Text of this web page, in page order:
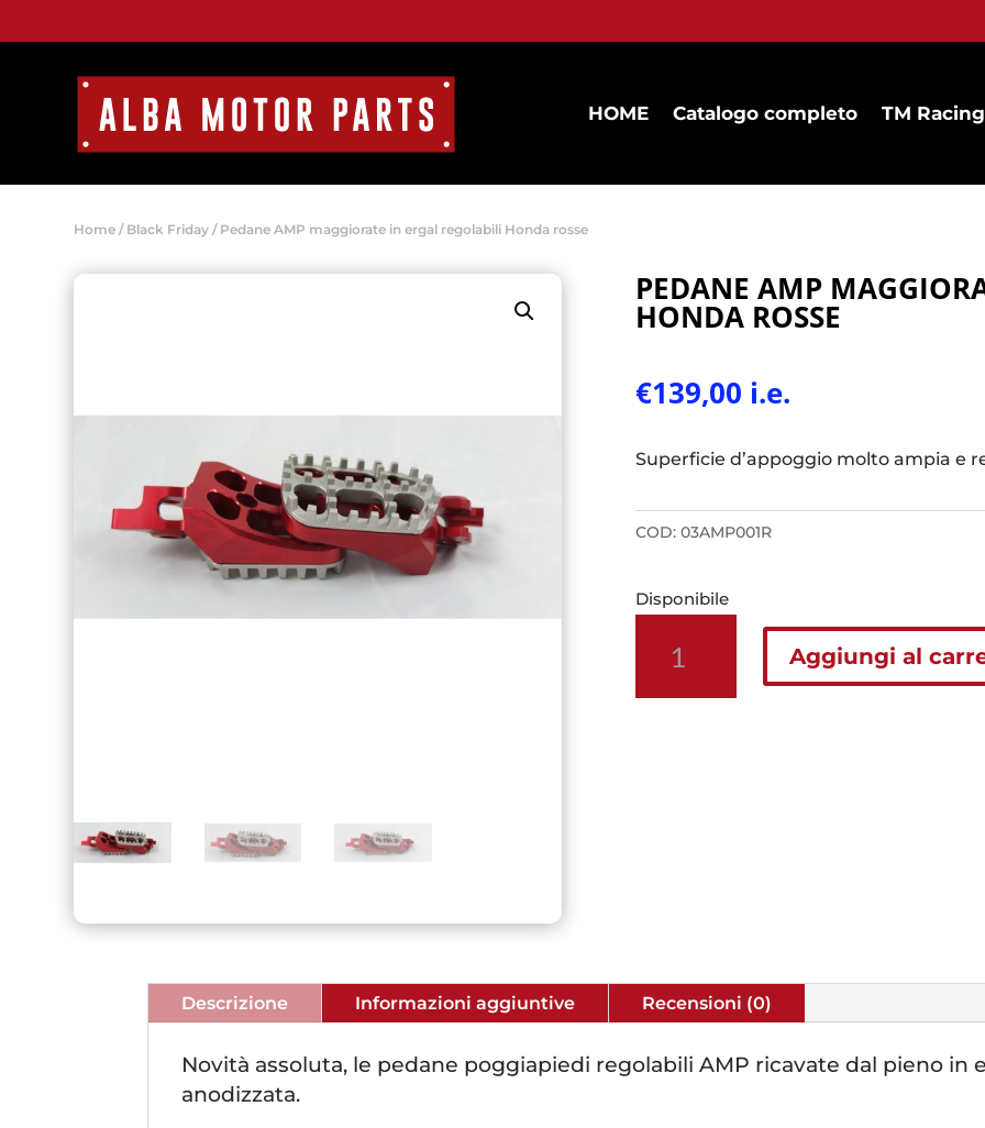
HOME Catalogo completo TM Racing
Home / Black Friday / Pedane AMP maggiorate in ergal regolabili Honda rosse
PEDANE AMP
HONDA ROSSE
€139,00 i.e.
Superficie d’appoggio molto ampia e
COD: 03AMP001R
Disponibile
AMP
Aggiungi al
Descrizione Informazioni aggiuntive Recensioni (0)
Novità assoluta, le pedane poggiapiedi regolabili AMP ricavate dal pieno in
anodizzata.